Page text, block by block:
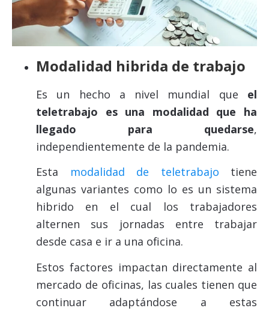
Modalidad hibrida de trabajo
Es un hecho a nivel mundial que el
teletrabajo es una modalidad que ha
llegado para quedarse,
independientemente de la pandemia.
Esta
modalidad de teletrabajo tiene
algunas variantes como lo es un sistema
hibrido en el cual los trabajadores
alternen sus jornadas entre trabajar
desde casa e ir a una oficina.
Estos factores impactan directamente al
mercado de oficinas, las cuales tienen que
continuar adaptándose a estas